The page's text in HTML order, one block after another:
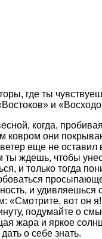
где ты
и
когда,
ковром они
еще не
ты ждешь, чтобы
и только тогда
и удивляешься
«Смотрите, вот он
подумайте о
жара и яркое
о себе знать.